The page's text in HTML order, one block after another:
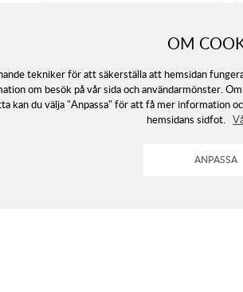
OM
tekniker för att säkerställa att hemsidan
om besök på vår sida och användarmönster.
kan du välja "Anpassa" för att få mer information
hemsidans sidfot.
419kr
Rek.pris495kr. Du sparar -15%.
2